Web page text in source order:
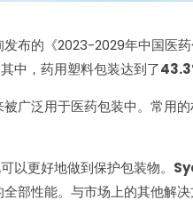
发布的《2023-2029年中国医
中，药用塑料包装达到了
广泛用于医药包装中。常用
以更好地做到保护包装物。
部性能。与市场上的其他解